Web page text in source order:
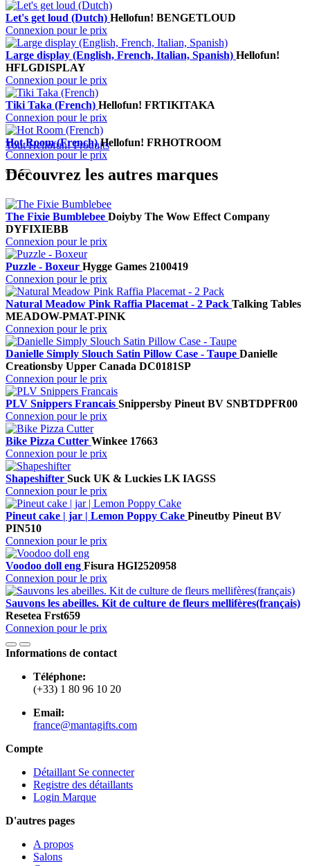
Let's get loud (Dutch) Hellofun! BENGETLOUD
Connexion pour le prix
Large display (English, French, Italian, Spanish) Hellofun!
HFLGDISPLAY
Connexion pour le prix
Tiki Taka (French) Hellofun! FRTIKITAKA
Connexion pour le prix
Hot Room (French)Hellofun! FRHOTROOM
Connexion pour le prix
Tout Hellofun! Produits
Découvrez les autres marques
The Fixie Bumblebee Doiyby The Wow Effect Company
DYFIXIEBB
Connexion pour le prix
Puzzle - Boxeur Hygge Games 2100419
Connexion pour le prix
Natural Meadow Pink Raffia Placemat - 2 Pack Talking Tables
MEADOW-PMAT-PINK
Connexion pour le prix
Danielle Simply Slouch Satin Pillow Case - Taupe Danielle
Creationsby Upper Canada DC0181SP
Connexion pour le prix
PLV Snippers Francais Snippersby Pineut BV SNBTDPFR00
Connexion pour le prix
Bike Pizza Cutter Winkee 17663
Connexion pour le prix
Shapeshifter Suck UK & Luckies LK IAGSS
Connexion pour le prix
Pineut cake | jar | Lemon Poppy Cake Pineutby Pineut BV
PIN510
Connexion pour le prix
Voodoo doll eng Fisura HGI2520958
Connexion pour le prix
Sauvons les abeilles. Kit de culture de fleurs mellifères(français)
Resetea Frst659
Connexion pour le prix
Informations de contact
Téléphone:
(+33) 1 80 96 10 20
Email:
france@mantagifts.com
Compte
Détaillant Se connecter
Registre des détaillants
Login Marque
D'autres pages
A propos
Salons